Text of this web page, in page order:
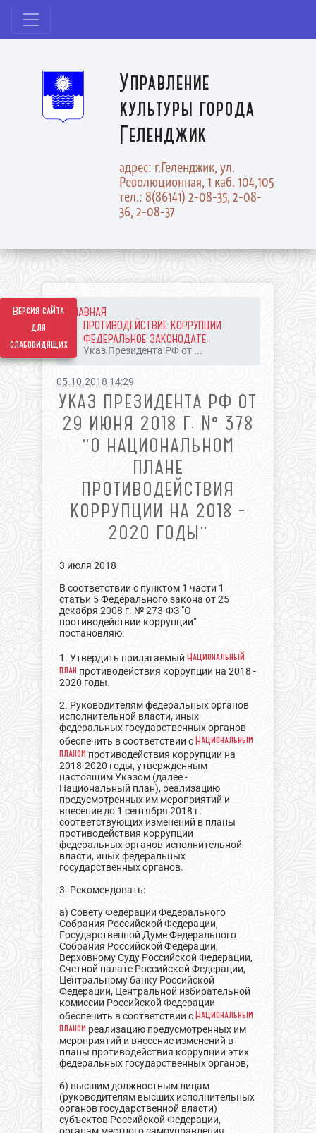
Версия сайта
для
слабовидящих
Управление
культуры города
Геленджик
адрес: г.Геленджик, ул.
Революционная, 1 каб. 104,105
тел.: 8(86141) 2-08-35, 2-08-
36, 2-08-37
ГЛАВНАЯ
ПРОТИВОДЕЙСТВИЕ КОРРУПЦИИ
ФЕДЕРАЛЬНОЕ ЗАКОНОДАТЕ...
Указ Президента РФ от ...
05.10.2018 14:29
УКАЗ ПРЕЗИДЕНТА РФ ОТ
29 ИЮНЯ 2018 Г. № 378
“О НАЦИОНАЛЬНОМ
ПЛАНЕ
ПРОТИВОДЕЙСТВИЯ
КОРРУПЦИИ НА 2018 -
2020 ГОДЫ”
3 июля 2018
В соответствии с пунктом 1 части 1
статьи 5 Федерального закона от 25
декабря 2008 г. № 273-ФЗ "О
противодействии коррупции”
постановляю:
1. Утвердить прилагаемый Национальный
план противодействия коррупции на 2018 -
2020 годы.
2. Руководителям федеральных органов
исполнительной власти, иных
федеральных государственных органов
обеспечить в соответствии сНациональным
планом противодействия коррупции на
2018-2020 годы, утвержденным
настоящим Указом (далее -
Национальный план), реализацию
предусмотренных им мероприятий и
внесение до 1 сентября 2018 г.
соответствующих изменений в планы
противодействия коррупции
федеральных органов исполнительной
власти, иных федеральных
государственных органов.
3. Рекомендовать:
а) Совету Федерации Федерального
Собрания Российской Федерации,
Государственной Думе Федерального
Собрания Российской Федерации,
Верховному Суду Российской Федерации,
Счетной палате Российской Федерации,
Центральному банку Российской
Федерации, Центральной избирательной
комиссии Российской Федерации
обеспечить в соответствии сНациональным
планом реализацию предусмотренных им
мероприятий и внесение изменений в
планы противодействия коррупции этих
федеральных государственных органов;
б) высшим должностным лицам
(руководителям высших исполнительных
органов государственной власти)
субъектов Российской Федерации,